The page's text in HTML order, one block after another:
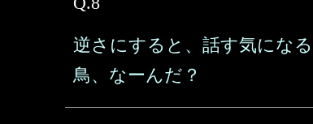
逆さにすると、話す気になる
鳥、なーんだ？